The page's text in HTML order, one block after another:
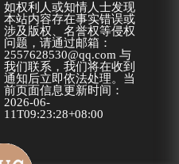
如权利人或知情人士发现
本站内容存在事实错误或
涉及版权、名誉权等侵权
问题，请通过邮箱：
2557628530@qq.com 与
我们联系，我们将在收到
通知后立即依法处理。当
前页面信息更新时间：
2026-06-
11T09:23:28+08:00